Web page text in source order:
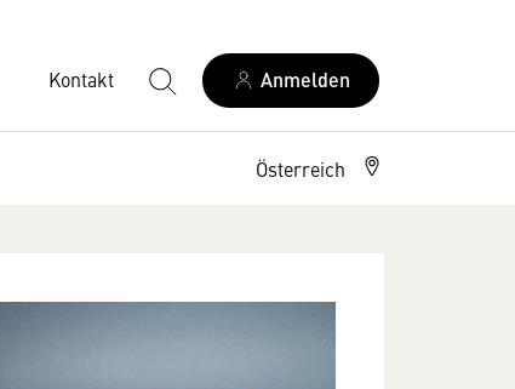
Kontakt Anmelden
Österreich